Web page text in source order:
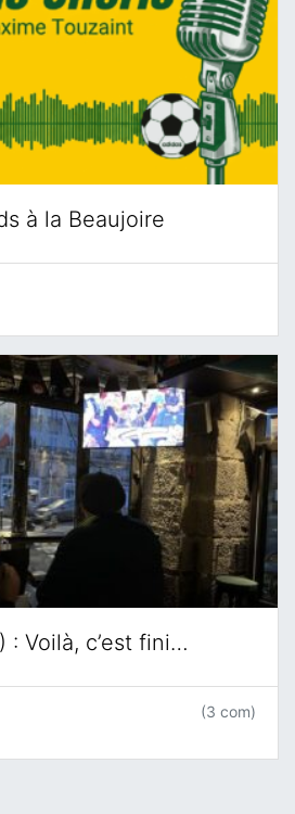
à la Beaujoire
: Voilà, c’est fini…
(3 com)